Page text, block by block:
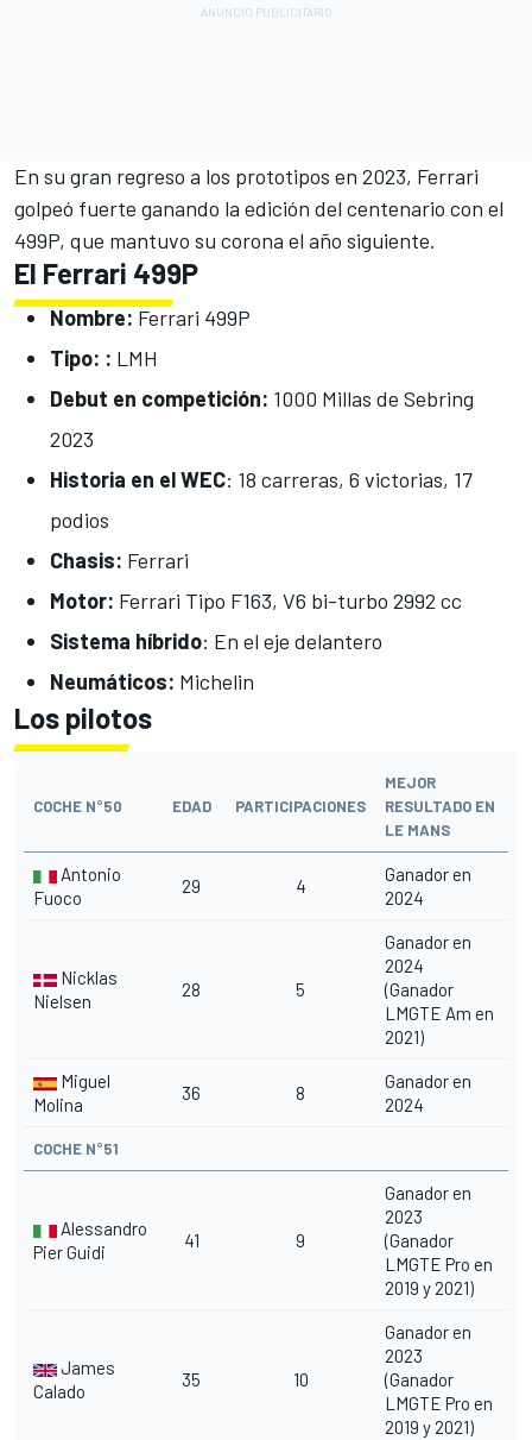
En su gran regreso a los prototipos en 2023, Ferrari
golpeó fuerte ganando la edición del centenario con el
499P, que mantuvo su corona el año siguiente.
El Ferrari 499P
Nombre: Ferrari 499P
Tipo: : LMH
Debut en competición: 1000 Millas de Sebring
2023
Historia en el WEC: 18 carreras, 6 victorias, 17
podios
Chasis: Ferrari
Motor: Ferrari Tipo F163, V6 bi-turbo 2992 cc
Sistema híbrido: En el eje delantero
Neumáticos: Michelin
Los pilotos
COCHE N°50 EDAD PARTICIPACIONES
MEJOR
RESULTADO EN
LE MANS
Antonio
Fuoco
29 4
Ganador en
2024
Nicklas
Nielsen
28 5
Ganador en
2024
(Ganador
LMGTE Am en
2021)
Miguel
Molina
36 8
Ganador en
2024
COCHE N°51
Alessandro
Pier Guidi
41 9
Ganador en
2023
(Ganador
LMGTE Pro en
2019 y 2021)
James
Calado
35 10
Ganador en
2023
(Ganador
LMGTE Pro en
2019 y 2021)